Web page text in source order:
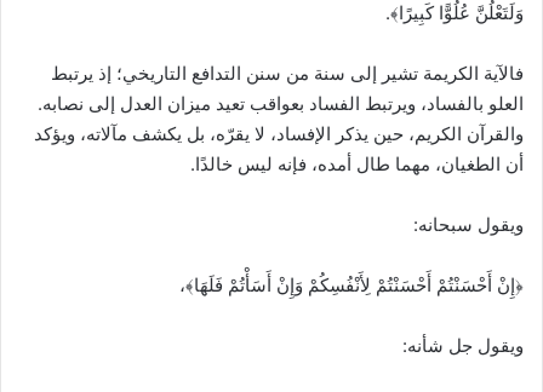
وَلَتَعْلُنَّ عُلُوًّا كَبِيرًا﴾.
فالآية الكريمة تشير إلى سنة من سنن التدافع التاريخي؛ إذ يرتبط
العلو بالفساد، ويرتبط الفساد بعواقب تعيد ميزان العدل إلى نصابه.
والقرآن الكريم، حين يذكر الإفساد، لا يقرّه، بل يكشف مآلاته، ويؤكد
أن الطغيان، مهما طال أمده، فإنه ليس خالدًا.
ويقول سبحانه:
﴿إِنْ أَحْسَنْتُمْ أَحْسَنْتُمْ لِأَنْفُسِكُمْ وَإِنْ أَسَأْتُمْ فَلَهَا﴾،
ويقول جل شأنه: